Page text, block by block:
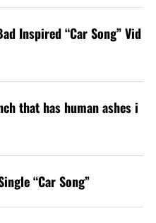
Inspired “Car Song” Vid
that has human ashes i
“Car Song”